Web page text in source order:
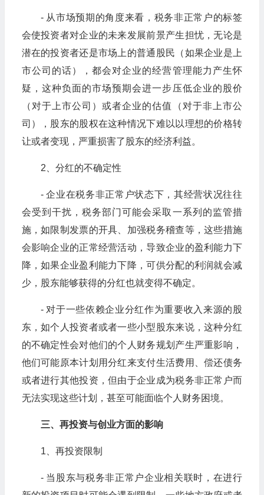
- 从市场预期的角度来看，税务非正常户的标签
会使投资者对企业的未来发展前景产生担忧，无论是
潜在的投资者还是市场上的普通股民（如果企业是上
市公司的话），都会对企业的经营管理能力产生怀
疑，这种负面的市场预期会进一步压低企业的股价
（对于上市公司）或者企业的估值（对于非上市公
司），股东的股权在这种情况下难以以理想的价格转
让或者变现，严重损害了股东的经济利益。
2、分红的不确定性
- 企业在税务非正常户状态下，其经营状况往往
会受到干扰，税务部门可能会采取一系列的监管措
施，如限制发票的开具、加强税务稽查等，这些措施
会影响企业的正常经营活动，导致企业的盈利能力下
降，如果企业盈利能力下降，可供分配的利润就会减
少，股东能够获得的分红也就变得不确定。
- 对于一些依赖企业分红作为重要收入来源的股
东，如个人投资者或者一些小型股东来说，这种分红
的不确定性会对他们的个人财务规划产生严重影响，
他们可能原本计划用分红来支付生活费用、偿还债务
或者进行其他投资，但由于企业成为税务非正常户而
无法实现这些计划，甚至可能面临个人财务困境。
三、再投资与创业方面的影响
1、再投资限制
- 当股东与税务非正常户企业相关联时，在进行